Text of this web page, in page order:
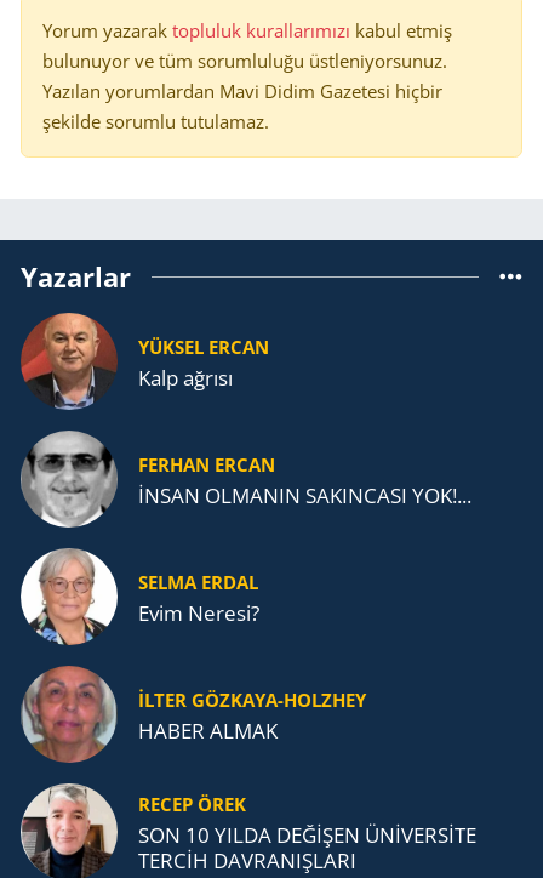
Yorum yazarak topluluk kurallarımızı kabul etmiş
bulunuyor ve tüm sorumluluğu üstleniyorsunuz.
Yazılan yorumlardan Mavi Didim Gazetesi hiçbir
şekilde sorumlu tutulamaz.
Yazarlar
YÜKSEL ERCAN
Kalp ağrısı
FERHAN ERCAN
İNSAN OLMANIN SAKINCASI YOK!...
SELMA ERDAL
Evim Neresi?
İLTER GÖZKAYA-HOLZHEY
HABER ALMAK
RECEP ÖREK
SON 10 YILDA DEĞİŞEN ÜNİVERSİTE
TERCİH DAVRANIŞLARI